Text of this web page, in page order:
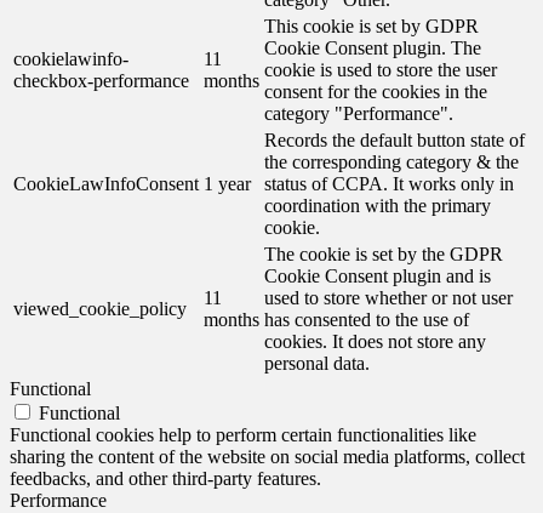
cookielawinfo-
checkbox-performance
11
months
This cookie is set by GDPR
Cookie Consent plugin. The
cookie is used to store the user
consent for the cookies in the
category "Performance".
CookieLawInfoConsent 1 year
Records the default button state of
the corresponding category & the
status of CCPA. It works only in
coordination with the primary
cookie.
viewed_cookie_policy
11
months
The cookie is set by the GDPR
Cookie Consent plugin and is
used to store whether or not user
has consented to the use of
cookies. It does not store any
personal data.
Functional
Functional
Functional cookies help to perform certain functionalities like
sharing the content of the website on social media platforms, collect
feedbacks, and other third-party features.
Performance